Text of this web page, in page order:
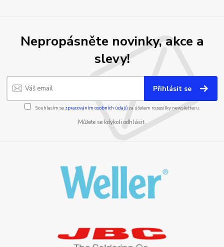
Nepropásněte novinky, akce a
slevy!
Přihlásit se
Souhlasím se zpracováním osobních údajůza účelem rozesílky newsletteru.
Můžete se kdykoli odhlásit.